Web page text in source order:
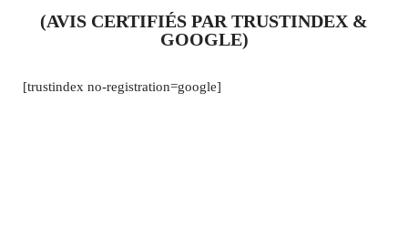
(AVIS CERTIFIÉS PAR TRUSTINDEX &
GOOGLE)
[trustindex no-registration=google]